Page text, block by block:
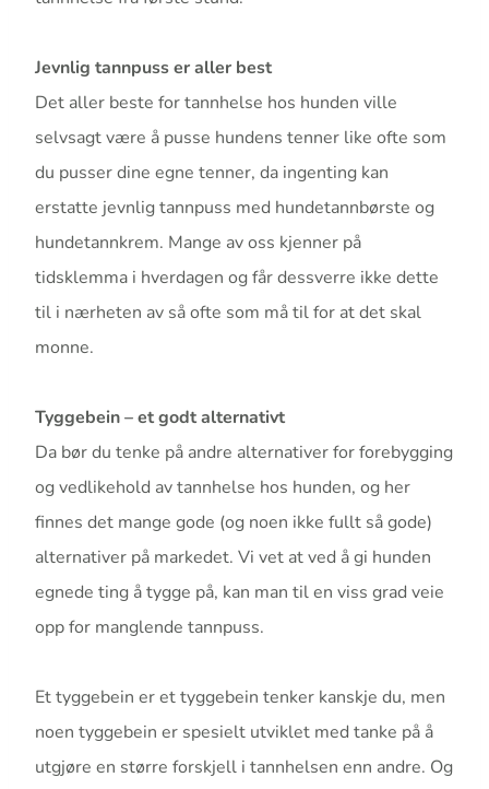
Jevnlig tannpuss er aller best
Det aller beste for tannhelse hos hunden ville
selvsagt være å pusse hundens tenner like ofte som
du pusser dine egne tenner, da ingenting kan
erstatte jevnlig tannpuss med hundetannbørste og
hundetannkrem. Mange av oss kjenner på
tidsklemma i hverdagen og får dessverre ikke dette
til i nærheten av så ofte som må til for at det skal
monne.
Tyggebein – et godt alternativt
Da bør du tenke på andre alternativer for forebygging
og vedlikehold av tannhelse hos hunden, og her
finnes det mange gode (og noen ikke fullt så gode)
alternativer på markedet. Vi vet at ved å gi hunden
egnede ting å tygge på, kan man til en viss grad veie
opp for manglende tannpuss.
Et tyggebein er et tyggebein tenker kanskje du, men
noen tyggebein er spesielt utviklet med tanke på å
utgjøre en større forskjell i tannhelsen enn andre. Og